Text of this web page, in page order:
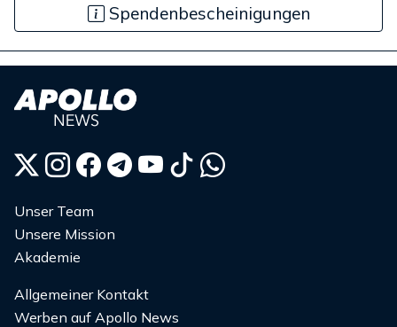
Spendenbescheinigungen
Unser Team
Unsere Mission
Akademie
Allgemeiner Kontakt
Werben auf Apollo News